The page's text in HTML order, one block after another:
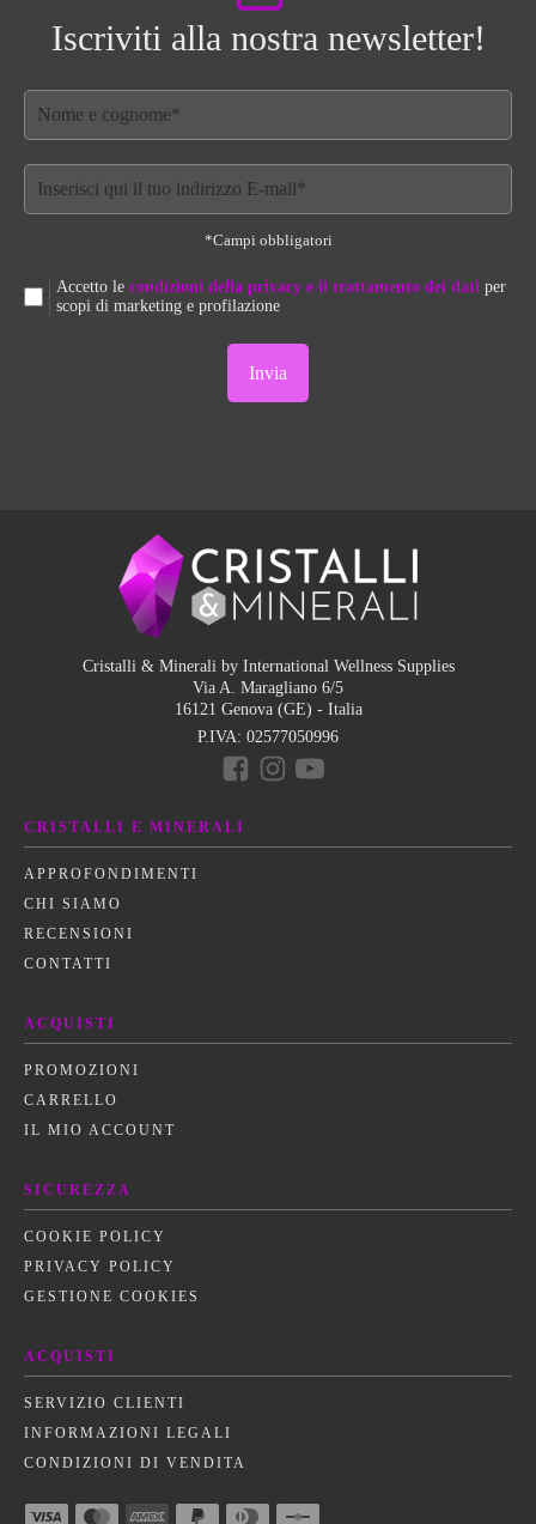
Iscriviti alla nostra newsletter!
*Campi obbligatori
Accetto le condizioni della privacy e il trattamento dei dati per
scopi di marketing e profilazione
Cristalli & Minerali by International Wellness Supplies
Via A. Maragliano 6/5
16121 Genova (GE) - Italia
P.IVA: 02577050996
CRISTALLI E MINERALI
APPROFONDIMENTI
CHI SIAMO
RECENSIONI
CONTATTI
ACQUISTI
PROMOZIONI
CARRELLO
IL MIO ACCOUNT
SICUREZZA
COOKIE POLICY
PRIVACY POLICY
GESTIONE COOKIES
ACQUISTI
SERVIZIO CLIENTI
INFORMAZIONI LEGALI
CONDIZIONI DI VENDITA